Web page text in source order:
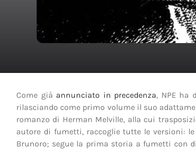
Come già annunciato in precedenza, NPE ha
rilasciando come primo volume il suo
romanzo di Herman Melville, alla cui
autore di fumetti, raccoglie tutte le versioni:
Brunoro; segue la prima storia a fumetti con